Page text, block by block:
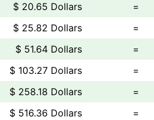
$ 20.65 Dollars
=
$ 25.82 Dollars
=
$ 51.64 Dollars
=
$ 103.27 Dollars
=
$ 258.18 Dollars
=
$ 516.36 Dollars
=